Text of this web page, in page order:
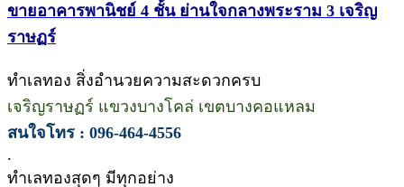
ขายอาคารพานิชย์ 4 ชั้น ย่านใจกลางพระราม 3 เจริญ
ราษฏร์
ทำเลทอง สิ่งอำนวยความสะดวกครบ
เจริญราษฏร์ แขวงบางโคล่ เขตบางคอแหลม
สนใจโทร : 096-464-4556
.
ทำเลทองสุดๆ มีทุกอย่าง